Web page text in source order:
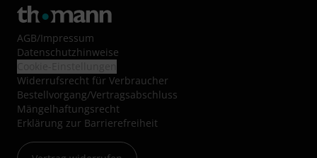
AGB/Impressum
Datenschutzhinweise
Widerrufsrecht für Verbraucher
Bestellvorgang/Vertragsabschluss
Mängelhaftungsrecht
Erklärung zur Barrierefreiheit